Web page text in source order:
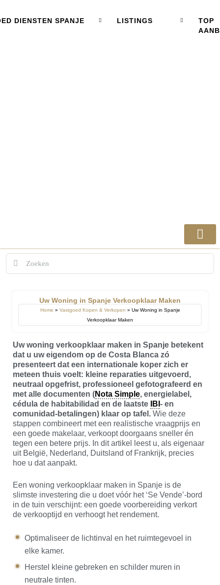
DIENSTEN SPANJE LISTINGS
TOP
Uw Woning in Spanje Verkoopklaar Maken
Home » Vastgoed Kopen & Verkopen » Uw Woning in Spanje
Verkoopklaar Maken
Uw woning verkoopklaar maken in Spanje betekent
dat u uw eigendom op de Costa Blanca zó
presenteert dat een internationale koper zich er
meteen thuis voelt: kleine reparaties uitgevoerd,
neutraal opgefrist, professioneel gefotografeerd en
met alle documenten (Nota Simple, energielabel,
cédula de habitabilidad en de laatste
IBI- en
comunidad-betalingen) klaar op tafel. Wie deze
stappen combineert met een realistische vraagprijs en
een goede makelaar, verkoopt doorgaans sneller én
tegen een betere prijs. In dit artikel leest u, als eigenaar
uit België, Nederland, Duitsland of Frankrijk, precies
hoe u dat aanpakt.
Een woning verkoopklaar maken in Spanje is de
slimste investering die u doet vóór het ‘Se Vende’-bord
in de tuin verschijnt: een goede voorbereiding verkort
de verkooptijd en verhoogt het rendement.
Optimaliseer de lichtinval en het ruimtegevoel in
elke kamer.
Herstel kleine gebreken en schilder muren in
neutrale tinten.